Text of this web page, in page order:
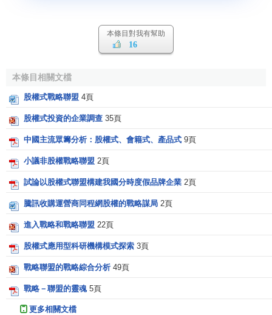
（3）在利益分配上，股權式戰略聯盟按出資比例分成，
合資各方的利益體現在最後的分配上，而契約式戰略聯盟中
各方可以根據自己的情況，在各自承擔的工作環節上進行經
難撤離，靈活性差，風險大，政府的政策限制也很嚴格，而
契約式戰略聯盟則可避開這些問題。
與此同時，股權式戰略聯盟有利於擴大企業的資金實
力，並通過部分“擁有”對方的形式，增強雙方的信任感和責任
感，合作更能持久；契約式戰略聯盟的先天不足則在於，企
業對聯盟的控制能力差，鬆散的組織缺乏穩定性和長遠利
益，聯盟內成員之間的溝通不充分，
盟所實現的局部結合不能解決很多問題、企業參與聯盟合作
化為股權式。股權式聯盟中常見一方收購另一方的情形，“這
並不意味著聯盟失敗了，聯盟可能是很成功的，只是參與聯
盟各方的 戰略目標
本條目對我有幫助
16
本條目相關文檔
股權式戰略聯盟 4頁
股權式投資的企業調查 35頁
中國主流眾籌分析：股權式、會籍式、產品式 9頁
小議非股權戰略聯盟 2頁
試論以股權式聯盟構建我國分時度假品牌企業 2頁
騰訊收購運營商同程網股權的戰略謀局 2頁
進入戰略和戰略聯盟 22頁
股權式應用型科研機構模式探索 3頁
戰略聯盟的戰略綜合分析 49頁
戰略－聯盟的靈魂 5頁
更多相關文檔